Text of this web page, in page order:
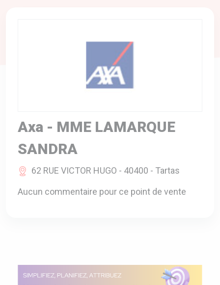
Axa - MME LAMARQUE
SANDRA
62 RUE VICTOR HUGO - 40400 - Tartas
Aucun commentaire pour ce point de vente